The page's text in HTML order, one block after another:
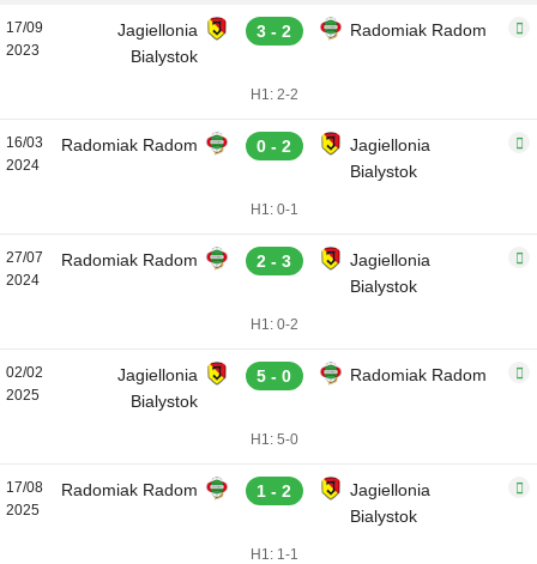
17/09
2023
Jagiellonia
Bialystok
3 - 2 Radomiak Radom
H1: 2-2
16/03
2024
Radomiak Radom 0 - 2
Jagiellonia
Bialystok
H1: 0-1
27/07
2024
Radomiak Radom 2 - 3
Jagiellonia
Bialystok
H1: 0-2
02/02
2025
Jagiellonia
Bialystok
5 - 0 Radomiak Radom
H1: 5-0
17/08
2025
Radomiak Radom 1 - 2
Jagiellonia
Bialystok
H1: 1-1